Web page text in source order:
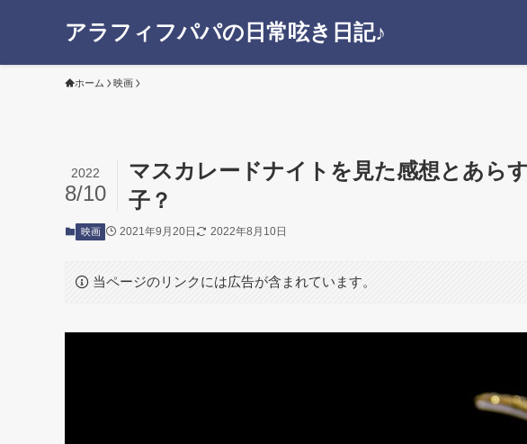
アラフィフパパの日常呟き日記♪
ホーム 映画
マスカレードナイトを見た感想とあら
子？
2022
8/10
映画 2021年9月20日 2022年8月10日
当ページのリンクには広告が含まれています。